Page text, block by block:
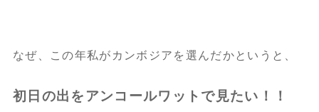
なぜ、この年私がカンボジアを選んだかというと、
初日の出をアンコールワットで見たい！！